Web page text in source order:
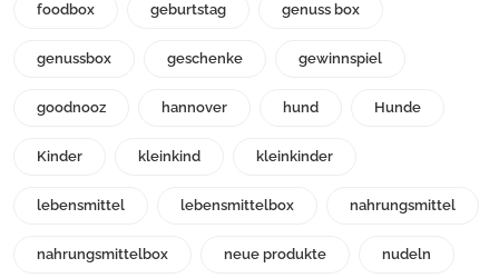
foodbox geburtstag genuss box
genussbox geschenke gewinnspiel
goodnooz hannover hund Hunde
Kinder kleinkind kleinkinder
lebensmittel lebensmittelbox nahrungsmittel
nahrungsmittelbox neue produkte nudeln